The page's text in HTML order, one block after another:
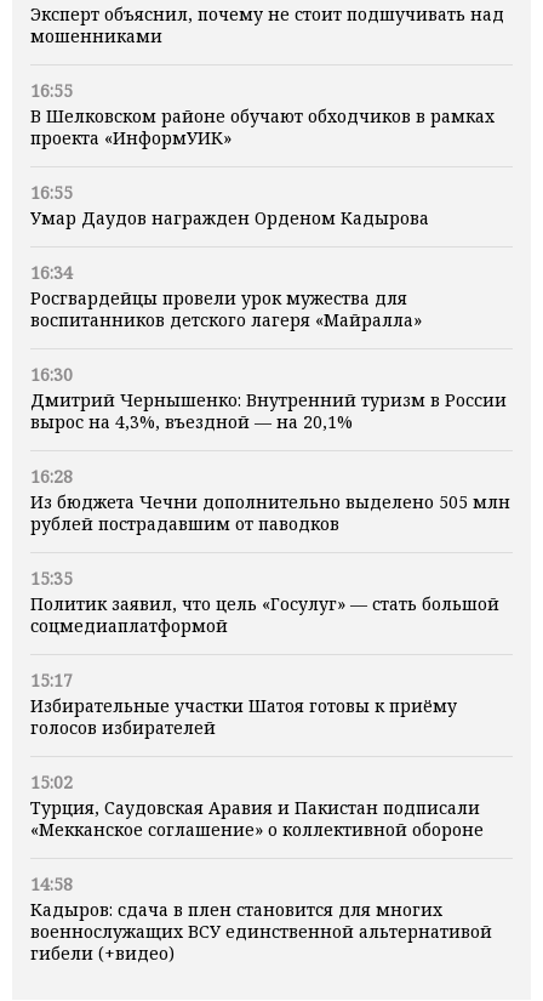
Эксперт объяснил, почему не стоит подшучивать над
мошенниками
16:55
В Шелковском районе обучают обходчиков в рамках
проекта «ИнформУИК»
16:55
Умар Даудов награжден Орденом Кадырова
16:34
Росгвардейцы провели урок мужества для
воспитанников детского лагеря «Майралла»
16:30
Дмитрий Чернышенко: Внутренний туризм в России
вырос на 4,3%, въездной — на 20,1%
16:28
Из бюджета Чечни дополнительно выделено 505 млн
рублей пострадавшим от паводков
15:35
Политик заявил, что цель «Госулуг» — стать большой
соцмедиаплатформой
15:17
Избирательные участки Шатоя готовы к приёму
голосов избирателей
15:02
Турция, Саудовская Аравия и Пакистан подписали
«Мекканское соглашение» о коллективной обороне
14:58
Кадыров: сдача в плен становится для многих
военнослужащих ВСУ единственной альтернативой
гибели (+видео)